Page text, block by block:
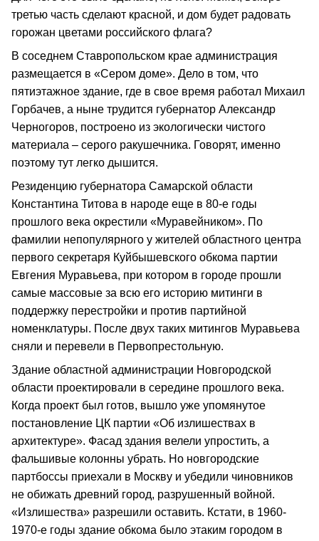
третью часть сделают красной, и дом будет радовать
горожан цветами российского флага?
В соседнем Ставропольском крае администрация
размещается в «Сером доме». Дело в том, что
пятиэтажное здание, где в свое время работал Михаил
Горбачев, а ныне трудится губернатор Александр
Черногоров, построено из экологически чистого
материала – серого ракушечника. Говорят, именно
поэтому тут легко дышится.
Резиденцию губернатора Самарской области
Константина Титова в народе еще в 80-е годы
прошлого века окрестили «Муравейником». По
фамилии непопулярного у жителей областного центра
первого секретаря Куйбышевского обкома партии
Евгения Муравьева, при котором в городе прошли
самые массовые за всю его историю митинги в
поддержку перестройки и против партийной
номенклатуры. После двух таких митингов Муравьева
сняли и перевели в Первопрестольную.
Здание областной администрации Новгородской
области проектировали в середине прошлого века.
Когда проект был готов, вышло уже упомянутое
постановление ЦК партии «Об излишествах в
архитектуре». Фасад здания велели упростить, а
фальшивые колонны убрать. Но новгородские
партбоссы приехали в Москву и убедили чиновников
не обижать древний город, разрушенный войной.
«Излишества» разрешили оставить. Кстати, в 1960-
1970-е годы здание обкома было этаким городом в